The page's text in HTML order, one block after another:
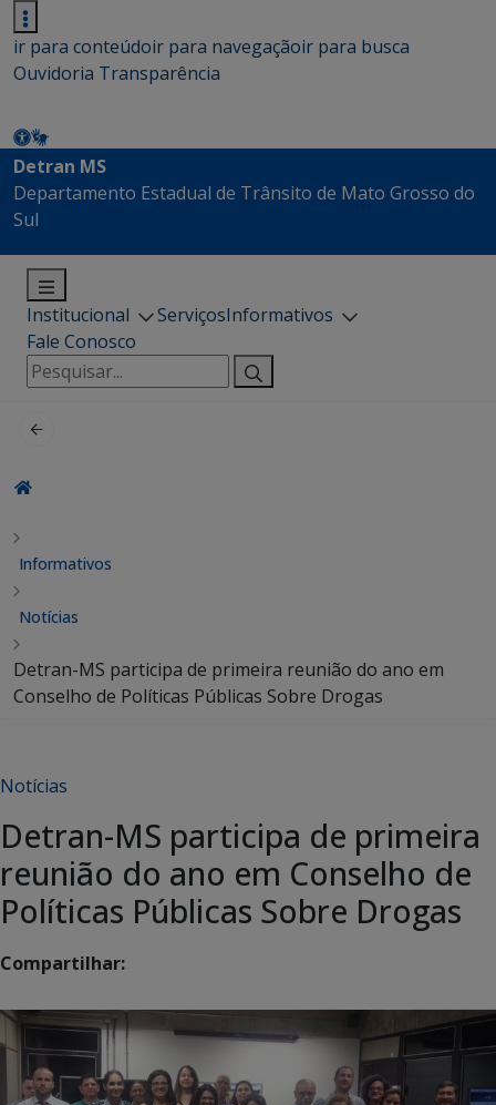
ir para conteúdoir para navegaçãoir para busca
Ouvidoria Transparência
Detran MS
Departamento Estadual de Trânsito de Mato Grosso do
Sul
Institucional ServiçosInformativos
Fale Conosco
Pesquisar
por:
Informativos
Notícias
Detran-MS participa de primeira reunião do ano em
Conselho de Políticas Públicas Sobre Drogas
Notícias
Detran-MS participa de primeira
reunião do ano em Conselho de
Políticas Públicas Sobre Drogas
Compartilhar: